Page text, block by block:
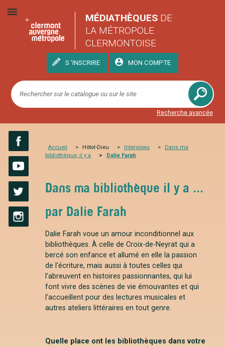
MÉDIATHÈQUES DE
LA MÉTROPOLE
CLERMONTOISE
S 'INSCRIRE MON COMPTE
Recherche avancée
Accueil Hôtel-Dieu Interviews
Dans ma
bibliothèque, il y a
Dalie Farah
Dans ma bibliothèque il y a ...
par Dalie Farah
Dalie Farah voue un amour inconditionnel aux
bibliothèques. À celle de Croix-de-Neyrat qui a
bercé son enfance et allumé en elle la passion
de l'écriture, mais aussi à toutes celles qui
l'abreuvent en histoires passionnantes, qui lui
font vivre des scènes de vie émouvantes et qui
l'accueillent pour des lectures musicales et
autres ateliers littéraires en tout genre.
Quelle place ont les bibliothèques dans votre
Facebook
YouTube
Twitter